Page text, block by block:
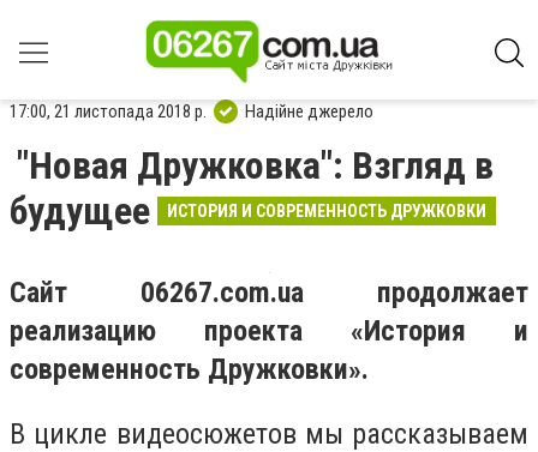
17:00, 21 листопада 2018 р. Надійне джерело
"Новая Дружковка": Взгляд в
будущее
ИСТОРИЯ И СОВРЕМЕННОСТЬ ДРУЖКОВКИ
Сайт 06267.com.ua продолжает
реализацию проекта «История и
современность Дружковки».
В цикле видеосюжетов мы рассказываем